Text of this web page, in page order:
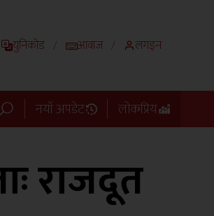
युनिकोड / आवाज / लगइन
नयाँ अपडेट लोकप्रिय
राजदूत